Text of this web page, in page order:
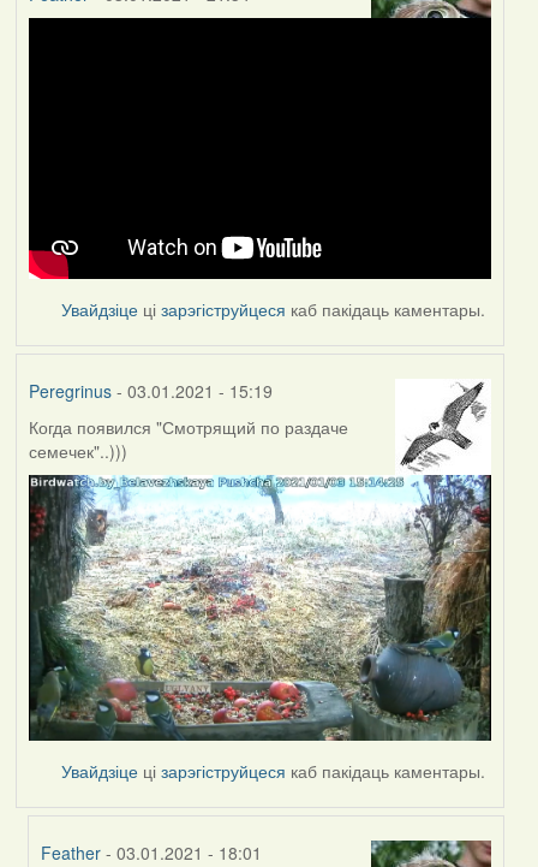
Увайдзіце цізарэгіструйцеся каб пакідаць каментары.
Peregrinus- 03.01.2021 - 15:19
Когда появился "Смотрящий по раздаче
семечек"..)))
Увайдзіце цізарэгіструйцеся каб пакідаць каментары.
Feather - 03.01.2021 - 18:01